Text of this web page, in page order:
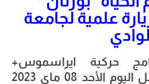
علمية لجامعة
حركية ايراسموس+
للأساتذة استقبل اليوم الأحد 08 ماي 2023